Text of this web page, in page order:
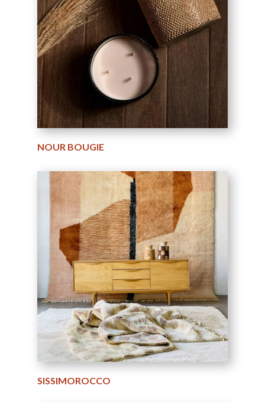
NOUR BOUGIE
SISSIMOROCCO